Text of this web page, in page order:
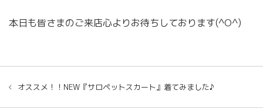
本日も皆さまのご来店心よりお待ちしております(^O^)
オススメ！！NEW『サロペットスカート』着てみました♪